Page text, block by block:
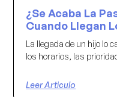
¿Se Acaba La
Cuando Llegan
La llegada de un hijo lo
los horarios, las
Leer Articulo